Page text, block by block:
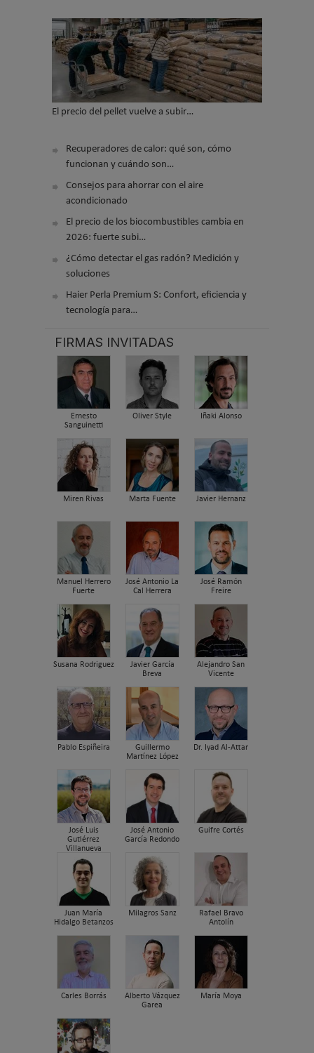
El precio del pellet vuelve a subir…
Recuperadores de calor: qué son, cómo
funcionan y cuándo son…
Consejos para ahorrar con el aire
acondicionado
El precio de los biocombustibles cambia en
2026: fuerte subi…
¿Cómo detectar el gas radón? Medición y
soluciones
Haier Perla Premium S: Confort, eficiencia y
tecnología para…
FIRMAS INVITADAS
Ernesto
Sanguinetti
Oliver Style Iñaki Alonso
Miren Rivas Marta Fuente Javier Hernanz
Manuel Herrero
Fuerte
José Antonio La
Cal Herrera
José Ramón
Freire
Susana Rodriguez
Javier García
Breva
Alejandro San
Vicente
Pablo Espiñeira
Guillermo
Martínez López
Dr. Iyad Al-Attar
José Luis
Gutiérrez
Villanueva
José Antonio
García Redondo
Guifre Cortés
Juan María
Hidalgo Betanzos
Milagros Sanz
Rafael Bravo
Antolín
Carles Borrás
Alberto Vázquez
Garea
María Moya